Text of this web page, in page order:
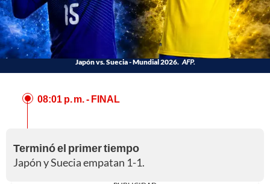
Japón vs. Suecia - Mundial 2026. AFP.
08:01 p. m. - FINAL
Terminó el primer tiempo
Japón y Suecia empatan 1-1.